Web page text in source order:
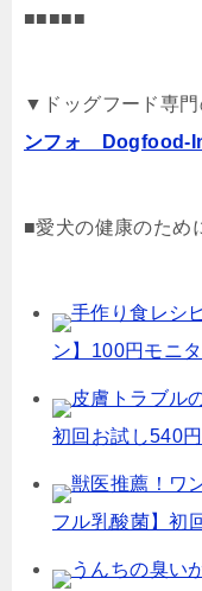
■■■■■
▼ドッグフード専門
ンフォ Dogfood-
■愛犬の健康のため
手作り食レシ
ン】100円モニ
皮膚トラブル
初回お試し540
獣医推薦！ワ
フル乳酸菌】初
うんちの臭い